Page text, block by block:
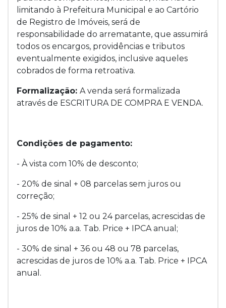
limitando à Prefeitura Municipal e ao Cartório
de Registro de Imóveis, será de
responsabilidade do arrematante, que assumirá
todos os encargos, providências e tributos
eventualmente exigidos, inclusive aqueles
cobrados de forma retroativa.
Formalização: A venda será formalizada
através de ESCRITURA DE COMPRA E VENDA.
Condições de pagamento:
- À vista com 10% de desconto;
- 20% de sinal + 08 parcelas sem juros ou
correção;
- 25% de sinal + 12 ou 24 parcelas, acrescidas de
juros de 10% a.a. Tab. Price + IPCA anual;
- 30% de sinal + 36 ou 48 ou 78 parcelas,
acrescidas de juros de 10% a.a. Tab. Price + IPCA
anual.